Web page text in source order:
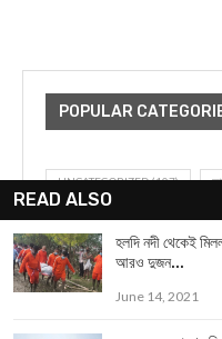
POPULAR
UNCATEGORIZED(107)
খেলাধূলো(5) জেলার খবর(602)
দৈনিক রাশিফল (819) পশ্চিম মেদিনীপুর
বন্যপ্রাণ(4) বিনোদন (3)
রান্না-রেসিপী
READ ALSO
হলদি নদী থেকেই
আরও দুজন...
June 14, 2021